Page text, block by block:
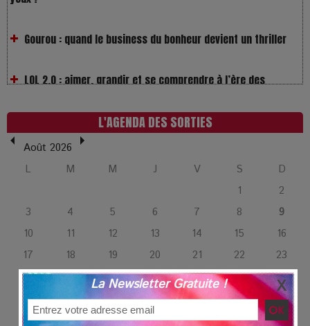
L’or blanc à la croisée des chemins : Rumilly interroge
psychologique qui a conquis le monde !
La Condition : Sous le vernis de la bourgeoisie, la violence
des silences
L'AGENDA DES SORTIES
Août 2026
L
M M J V S
D
1
2
3
4 5 6 7 8
9
10
11 12 13 14 15
16
17
18 19 20 21 22
23
24
25 26 27 28 29
30
31
La Newsletter Gratuite !